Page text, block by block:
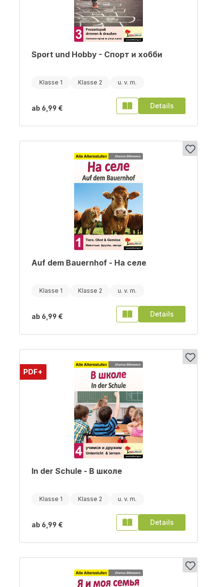
Sport und Hobby - Cпорт и хобби
Klasse 1 Klasse 2
ab 6,99 € Details
Auf dem Bauernhof - На селе
Klasse 1 Klasse 2
ab 6,99 € Details
PDF+
In der Schule - В школе
Klasse 1 Klasse 2
ab 6,99 € Details